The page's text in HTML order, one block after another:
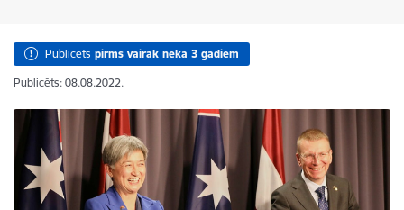
Publicēts pirms vairāk nekā 3 gadiem
Publicēts: 08.08.2022.